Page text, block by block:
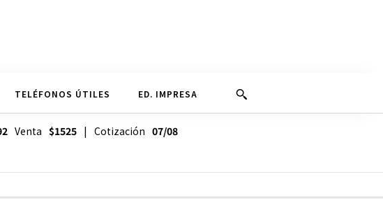
TELÉFONOS ÚTILES ED. IMPRESA
Venta $1525| Cotización 07/08